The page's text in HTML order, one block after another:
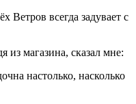
Ветров всегда задувает с
из магазина, сказал мне:
настолько, насколько